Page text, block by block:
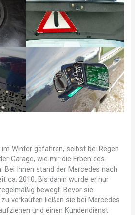
Winter gefahren, selbst bei Regen
Garage, wie mir die Erben des
Bei Ihnen stand der Mercedes nach
ca. 2010. Bis dahin wurde er nur
bewegt. Bevor sie
verkaufen ließen sie bei Mercedes
und einen Kundendienst